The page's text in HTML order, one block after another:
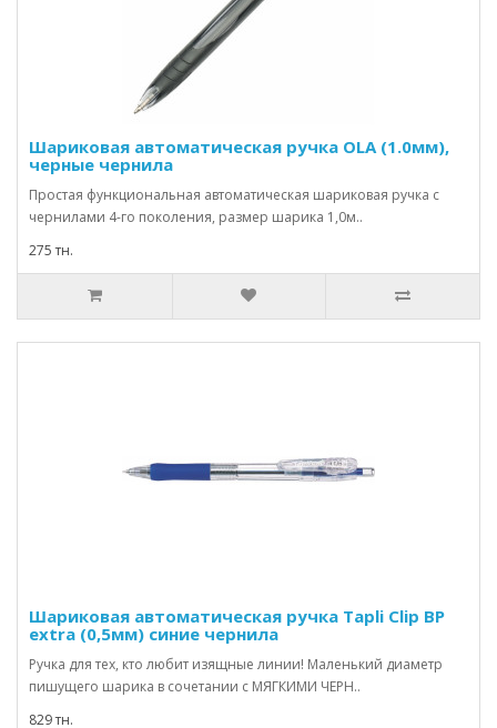
Шариковая автоматическая ручка OLA (1.0мм),
черные чернила
Простая функциональная автоматическая шариковая ручка с
чернилами 4-го поколения, размер шарика 1,0м..
275 тн.
Шариковая автоматическая ручка Tapli Clip BP
extra (0,5мм) синие чернила
Ручка для тех, кто любит изящные линии! Маленький диаметр
пишущего шарика в сочетании с МЯГКИМИ ЧЕРН..
829 тн.